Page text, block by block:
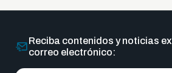
Reciba contenidos y noticias
correo electrónico: